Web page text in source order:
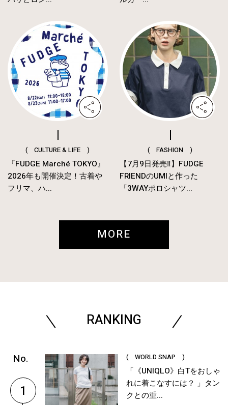
( CULTURE & LIFE )
『FUDGE Marché TOKYO』
2026年も開催決定！古着や
フリマ、ハ...
( FASHION )
【7月9日発売‼︎】FUDGE
FRIENDのUMIと作った
「3WAYポロシャツ...
MORE
RANKING
1
( WORLD SNAP )
「《UNIQLO》白Tをおしゃ
れに着こなすには？ 」タン
クとの重...